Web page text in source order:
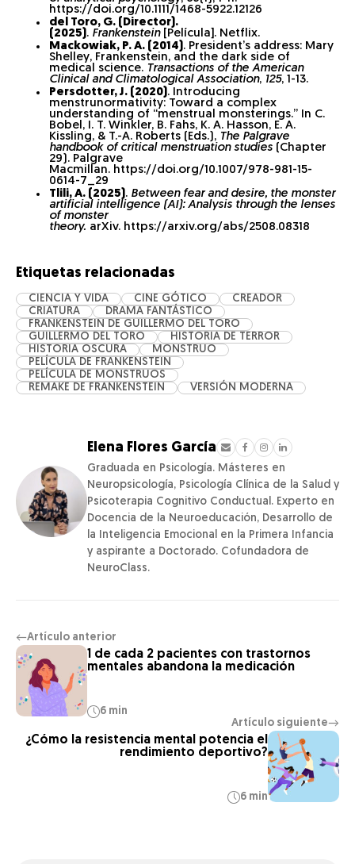
https://doi.org/10.1111/1468-5922.12126
del Toro, G. (Director).
(2025). Frankenstein[Película]. Netflix.
Mackowiak, P. A. (2014). President’s address: Mary
Shelley, Frankenstein, and the dark side of
medical science. Transactions of the American
Clinical and Climatological Association, 125, 1-13.
Persdotter, J. (2020). Introducing
menstrunormativity: Toward a complex
understanding of “menstrual monsterings.” In C.
Bobel, I. T. Winkler, B. Fahs, K. A. Hasson, E. A.
Kissling, & T.-A. Roberts (Eds.), The Palgrave
handbook of critical menstruation studies (Chapter
29). Palgrave
Macmillan. https://doi.org/10.1007/978-981-15-
0614-7_29
Tlili, A. (2025). Between fear and desire, the monster
artificial intelligence (AI): Analysis through the lenses
of monster
theory. arXiv. https://arxiv.org/abs/2508.08318
Etiquetas relacionadas
CIENCIA Y VIDA CINE GÓTICO
CREADOR
CRIATURA
DRAMA FANTÁSTICO
FRANKENSTEIN DE GUILLERMO DEL TORO
GUILLERMO DEL TORO
HISTORIA DE TERROR
HISTORIA OSCURA
MONSTRUO
PELÍCULA DE FRANKENSTEIN
PELÍCULA DE MONSTRUOS
REMAKE DE FRANKENSTEIN
VERSIÓN MODERNA
Elena Flores García
Graduada en Psicología. Másteres en
Neuropsicología, Psicología Clínica de la Salud y
Psicoterapia Cognitivo Conductual. Experto en
Docencia de la Neuroeducación, Desarrollo de
la Inteligencia Emocional en la Primera Infancia
y aspirante a Doctorado. Cofundadora de
NeuroClass.
←Artículo anterior
1 de cada 2 pacientes con trastornos
mentales abandona la medicación
6 min
Artículo siguiente→
¿Cómo la resistencia mental potencia el
rendimiento deportivo?
6 min